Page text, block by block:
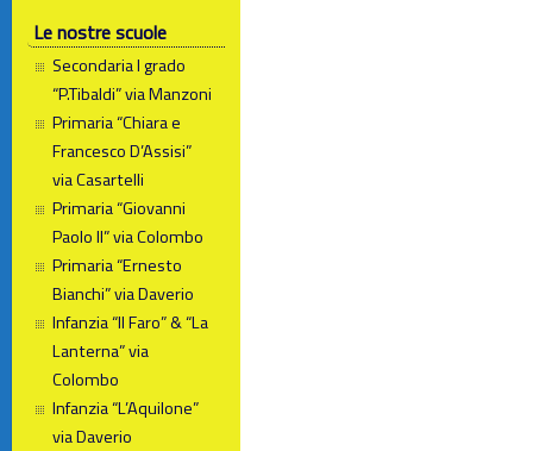
Le nostre scuole
Secondaria I grado
“P.Tibaldi” via Manzoni
Primaria “Chiara e
Francesco D’Assisi”
via Casartelli
Primaria “Giovanni
Paolo II” via Colombo
Primaria “Ernesto
Bianchi” via Daverio
Infanzia “Il Faro” & “La
Lanterna” via
Colombo
Infanzia “L’Aquilone”
via Daverio